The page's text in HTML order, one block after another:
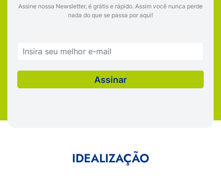
Assine nossa Newsletter, é grátis e rápido. Assim você nunca perde
nada do que se passa por aqui!
IDEALIZAÇÃO